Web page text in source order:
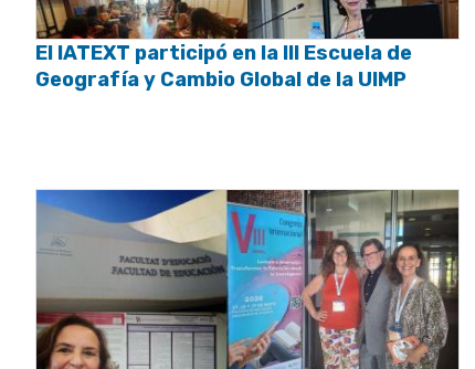
El IATEXT participó en la III Escuela de
Geografía y Cambio Global de la UIMP